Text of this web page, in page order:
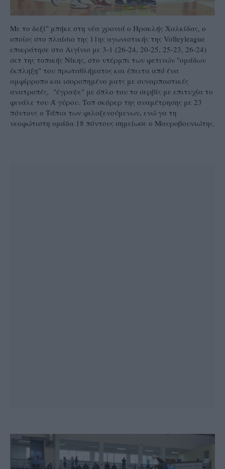
Με το δεξί" μπήκε στη νέα χρονιά ο Ηρακλής Χαλκίδας, ο
οποίος στο πλαίσιο της 11ης αγωνιστικής της Volleyleague
επικράτησε στο Αιγίνιο με 3-1 (26-24, 20-25, 25-23, 26-24)
σετ της τοπικής Νίκης, στο ντέρμπι των φετινών "ομάδων
έκπληξη" του πρωταθλήματος και έπειτα από ένα
αμφίρροπο και ισοροπημένο ματς με συναρπαστικές
ανατροπές, "έγραψε" με όπλο του το σερβίς με επιτυχία το
φινάλε του Ά γύρου. Τοπ σκόρερ της αναμέτρησης με 23
πόντους ο Τάπια των φιλοξενούμενων, ενώ γα τη
νεοφώτιστη ομάδα 18 πόντους σημείωσε ο Μαυροβουνιώτης.